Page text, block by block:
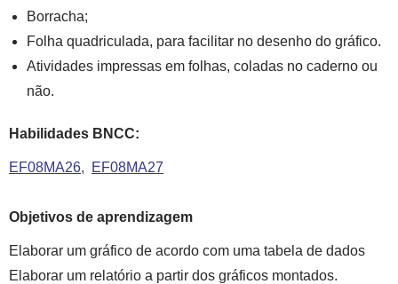
Borracha;
Folha quadriculada, para facilitar no desenho do gráfico.
Atividades impressas em folhas, coladas no caderno ou
não.
Habilidades BNCC:
EF08MA26 EF08MA27
Objetivos de aprendizagem
Elaborar um gráfico de acordo com uma tabela de dados
Elaborar um relatório a partir dos gráficos montados.